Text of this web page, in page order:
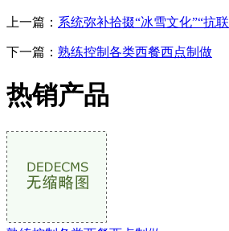
上一篇： 系统弥补拾掇“冰雪文化”“抗联
下一篇： 熟练控制各类西餐西点制做
热销产品